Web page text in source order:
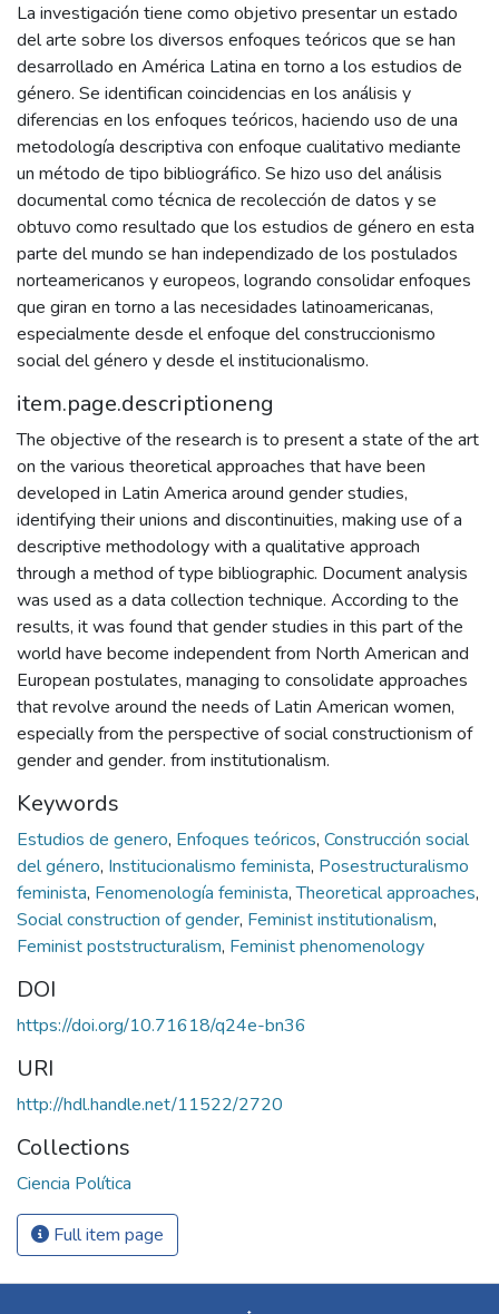
La investigación tiene como objetivo presentar un estado
del arte sobre los diversos enfoques teóricos que se han
desarrollado en América Latina en torno a los estudios de
género. Se identifican coincidencias en los análisis y
diferencias en los enfoques teóricos, haciendo uso de una
metodología descriptiva con enfoque cualitativo mediante
un método de tipo bibliográfico. Se hizo uso del análisis
documental como técnica de recolección de datos y se
obtuvo como resultado que los estudios de género en esta
parte del mundo se han independizado de los postulados
norteamericanos y europeos, logrando consolidar enfoques
que giran en torno a las necesidades latinoamericanas,
especialmente desde el enfoque del construccionismo
social del género y desde el institucionalismo.
item.page.descriptioneng
The objective of the research is to present a state of the art
on the various theoretical approaches that have been
developed in Latin America around gender studies,
identifying their unions and discontinuities, making use of a
descriptive methodology with a qualitative approach
through a method of type bibliographic. Document analysis
was used as a data collection technique. According to the
results, it was found that gender studies in this part of the
world have become independent from North American and
European postulates, managing to consolidate approaches
that revolve around the needs of Latin American women,
especially from the perspective of social constructionism of
gender and gender. from institutionalism.
Keywords
Estudios de genero, Enfoques teóricos, Construcción social
del género, Institucionalismo feminista, Posestructuralismo
feminista, Fenomenología feminista,Theoretical approaches,
Social construction of gender, Feminist institutionalism,
Feminist poststructuralism, Feminist phenomenology
DOI
https://doi.org/10.71618/q24e-bn36
URI
http://hdl.handle.net/11522/2720
Collections
Ciencia Política
Full item page